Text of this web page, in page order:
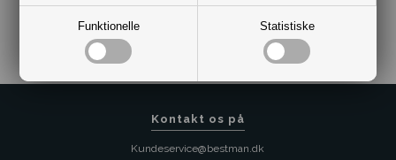
Funktionelle Statistiske
Varenr.:10181077
Kontakt os på
Kundeservice@bestman.dk